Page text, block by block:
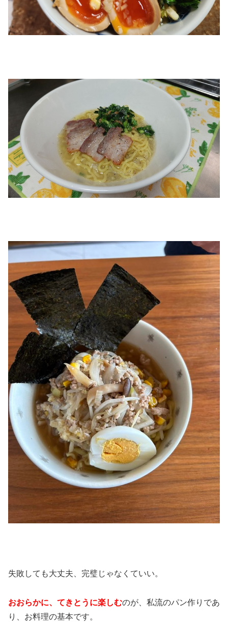
失敗しても大丈夫、完璧じゃなくていい。
おおらかに、てきとうに楽しむのが、私流のパン作りであ
り、お料理の基本です。